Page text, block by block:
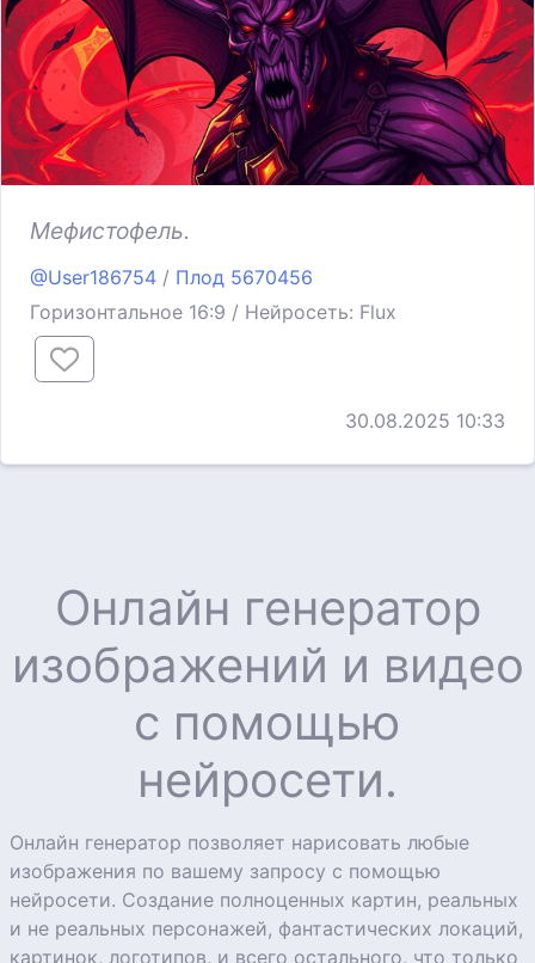
Мефистофель.
@User186754 / Плод 5670456
Горизонтальное 16:9 / Нейросеть: Flux
30.08.2025 10:33
Онлайн генератор
изображений и видео
с помощью
нейросети.
Онлайн генератор позволяет нарисовать любые
изображения по вашему запросу с помощью
нейросети. Создание полноценных картин, реальных
и не реальных персонажей, фантастических локаций,
картинок, логотипов, и всего остального, что только